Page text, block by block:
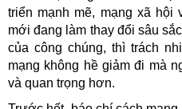
triển mạnh mẽ, mạng xã hội
mới đang làm thay đổi sâu
của công chúng, thì trách
mạng không hề giảm đi mà
và quan trọng hơn.